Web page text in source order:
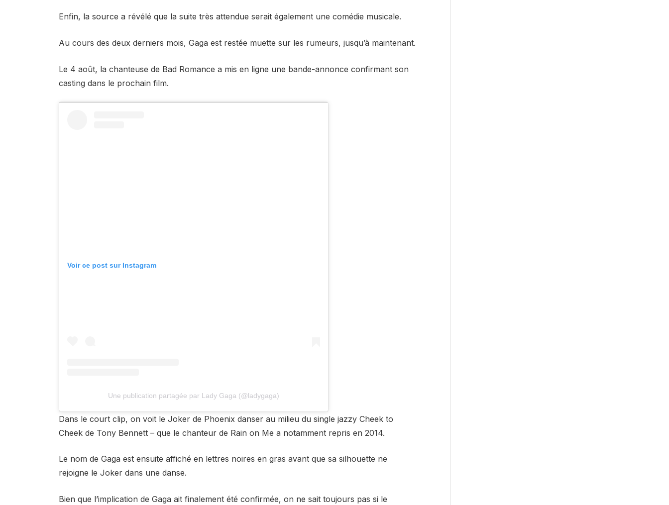
Enfin, la source a révélé que la suite très attendue serait également une comédie musicale.
Au cours des deux derniers mois, Gaga est restée muette sur les rumeurs, jusqu’à maintenant.
Le 4 août, la chanteuse de Bad Romance a mis en ligne une bande-annonce confirmant son
casting dans le prochain film.
Voir ce post sur Instagram
Une publication partagée par Lady Gaga (@ladygaga)
Dans le court clip, on voit le Joker de Phoenix danser au milieu du single jazzy Cheek to
Cheek de Tony Bennett – que le chanteur de Rain on Me a notamment repris en 2014.
Le nom de Gaga est ensuite affiché en lettres noires en gras avant que sa silhouette ne
rejoigne le Joker dans une danse.
Bien que l’implication de Gaga ait finalement été confirmée, on ne sait toujours pas si le